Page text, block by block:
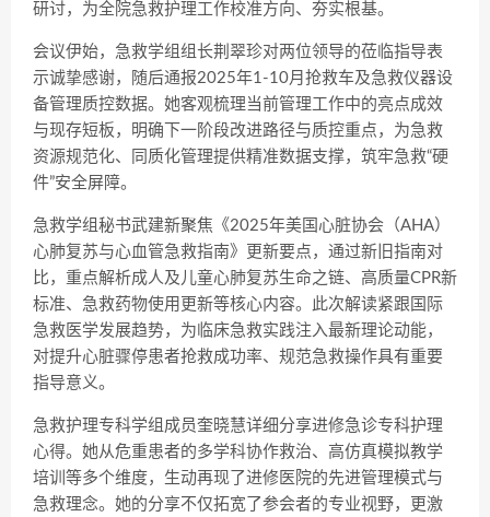
研讨，为全院急救护理工作校准方向、夯实根基。
会议伊始，急救学组组长荆翠珍对两位领导的莅临指导表
示诚挚感谢，随后通报2025年1-10月抢救车及急救仪器设
备管理质控数据。她客观梳理当前管理工作中的亮点成效
与现存短板，明确下一阶段改进路径与质控重点，为急救
资源规范化、同质化管理提供精准数据支撑，筑牢急救“硬
件”安全屏障。
急救学组秘书武建新聚焦《2025年美国心脏协会（AHA）
心肺复苏与心血管急救指南》更新要点，通过新旧指南对
比，重点解析成人及儿童心肺复苏生命之链、高质量CPR新
标准、急救药物使用更新等核心内容。此次解读紧跟国际
急救医学发展趋势，为临床急救实践注入最新理论动能，
对提升心脏骤停患者抢救成功率、规范急救操作具有重要
指导意义。
急救护理专科学组成员奎晓慧详细分享进修急诊专科护理
心得。她从危重患者的多学科协作救治、高仿真模拟教学
培训等多个维度，生动再现了进修医院的先进管理模式与
急救理念。她的分享不仅拓宽了参会者的专业视野，更激